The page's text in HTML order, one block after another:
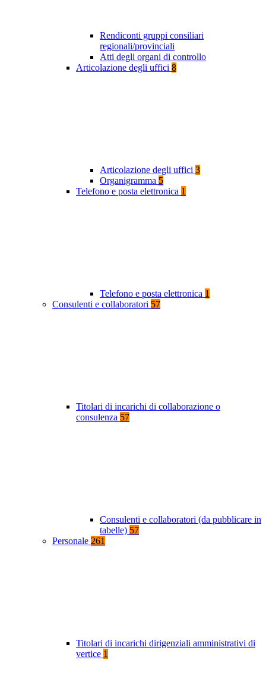
Rendiconti gruppi consiliari
regionali/provinciali
Atti degli organi di controllo
Articolazione degli uffici 8
Articolazione degli uffici 3
Organigramma 5
Telefono e posta elettronica 1
Telefono e posta elettronica 1
Consulenti e collaboratori 57
Titolari di incarichi di collaborazione o
consulenza 57
Consulenti e collaboratori (da pubblicare in
tabelle) 57
Personale 261
Titolari di incarichi dirigenziali amministrativi di
vertice 1